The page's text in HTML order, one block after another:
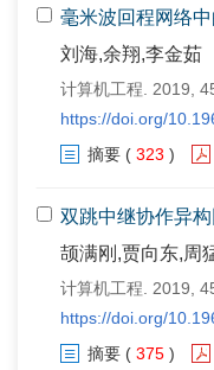
毫米波回程网络
刘海,余翔,李金茹
计算机工程. 2019,
https://doi.org/
摘要 ( 323 )
双跳中继协作异
颉满刚,贾向东,周
计算机工程. 2019,
https://doi.org/
摘要 ( 375 )